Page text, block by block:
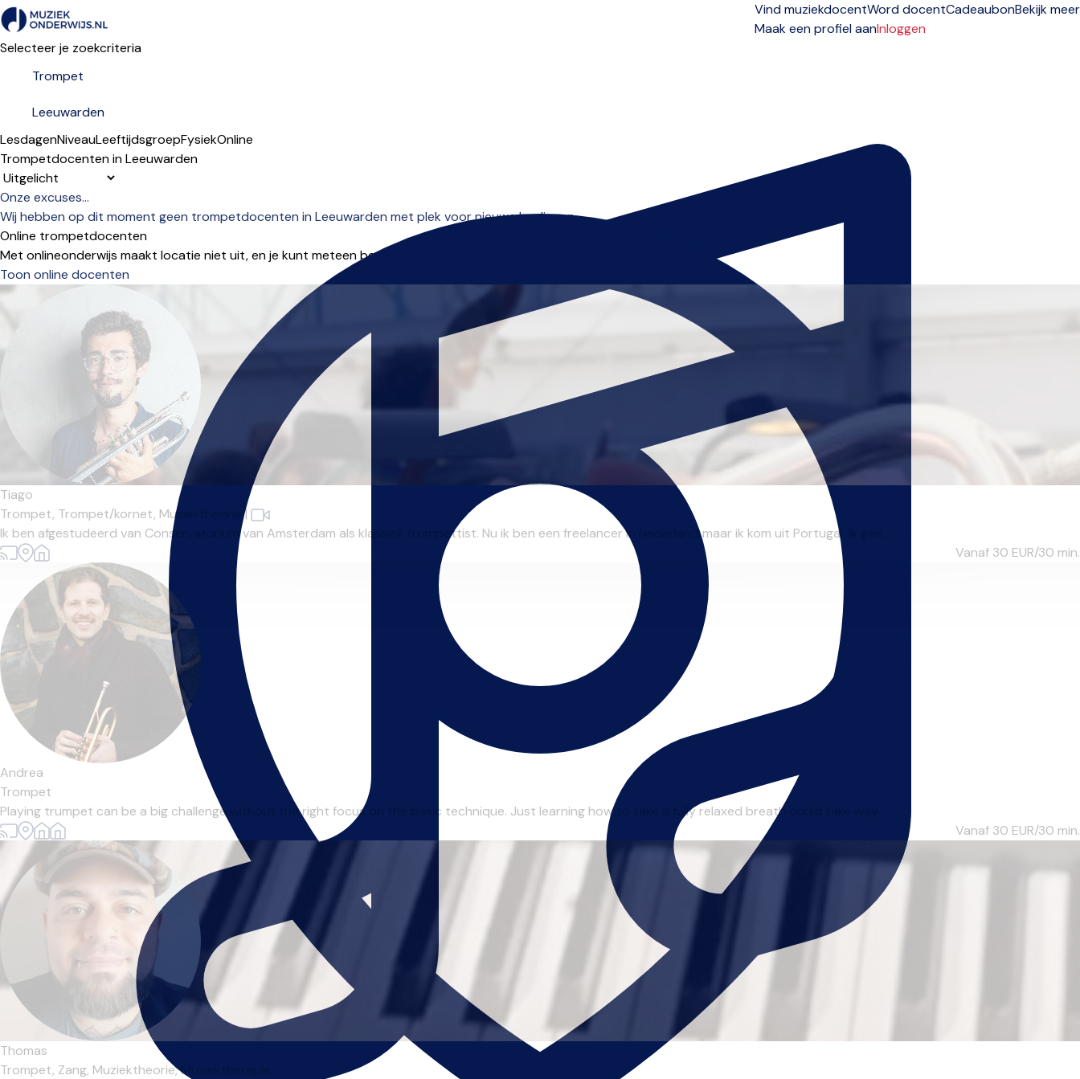
Vind muziekdocentWord docentCadeaubonBekijk meer
Maak een profiel aanInloggen
Selecteer je zoekcriteria
LesdagenNiveauLeeftijdsgroepFysiekOnline
Trompetdocenten in Leeuwarden
Sorteervolgorde
Onze excuses...
Wij hebben op dit moment geen trompetdocenten in Leeuwarden met plek voor nieuwe leerlingen.
Online trompetdocenten
Met onlineonderwijs maakt locatie niet uit, en je kunt meteen beginnen.
Toon online docenten
Tiago
Trompet, Trompet/kornet, Muziektheorie
|
Ik ben afgestudeerd van Conservatorium van Amsterdam als klassiek trompettist. Nu ik ben een freelancer in Nederland maar ik kom uit Portugal. Ik gee...
Vanaf 30 EUR/30 min.
Andrea
Trompet
Playing trumpet can be a big challenge without the right focus on the basic technique. Just learning how to take a fully relaxed breath could take way...
Vanaf 30 EUR/30 min.
Thomas
Trompet, Zang, Muziektheorie,Muziektherapie